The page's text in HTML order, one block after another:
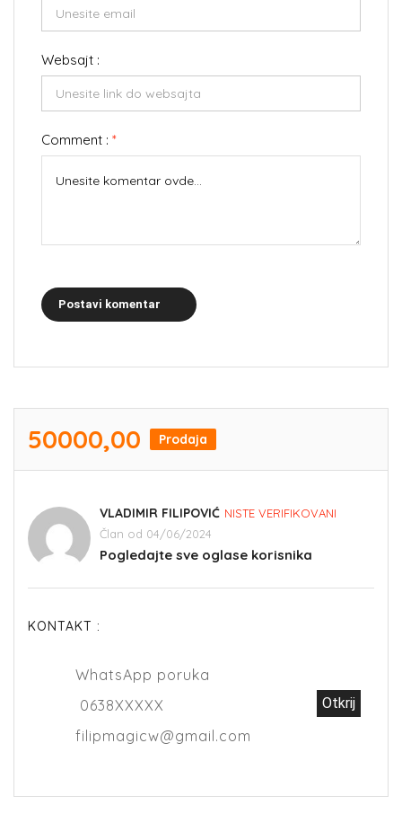
Websajt :
Comment : *
Postavi komentar
50000,00 Prodaja
VLADIMIR FILIPOVIĆ NISTE VERIFIKOVANI
Član od 04/06/2024
Pogledajte sve oglase korisnika
KONTAKT :
WhatsApp poruka
0638XXXXX
Otkrij
filipmagicw@gmail.com